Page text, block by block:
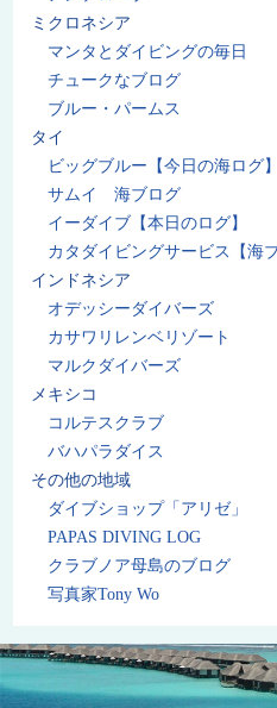
ミクロネシア
マンタとダイビングの毎日
チュークなブログ
ブルー・パームス
タイ
ビッグブルー【今日の海ログ】
サムイ 海ブログ
イーダイブ【本日のログ】
カタダイビングサービス【海
インドネシア
オデッシーダイバーズ
カサワリレンベリゾート
マルクダイバーズ
メキシコ
コルテスクラブ
バハパラダイス
その他の地域
ダイブショップ「アリゼ」
PAPAS DIVING LOG
クラブノア母島のブログ
写真家Tony Wo